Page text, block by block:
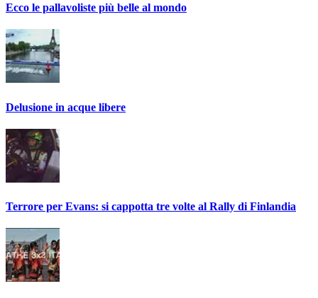
Ecco le pallavoliste più belle al mondo
Delusione in acque libere
Terrore per Evans: si cappotta tre volte al Rally di Finlandia